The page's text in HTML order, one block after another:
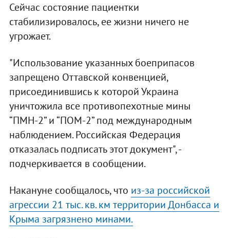
Сейчас состояние пациентки
стабилизировалось, ее жизни ничего не
угрожает.
"Использование указанных боеприпасов
запрещено Оттавской конвенцией,
присоединившись к которой Украина
уничтожила все противопехотные мины
“ПМН-2” и “ПОМ-2” под международным
наблюдением. Российская Федерация
отказалась подписать этот документ", -
подчеркивается в сообщении.
Накануне сообщалось, что из-за российской
агрессии 21 тыс. кв. км территории Донбасса и
Крыма загрязнено минами.